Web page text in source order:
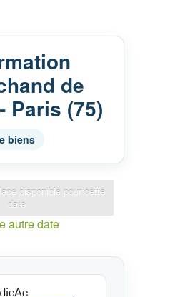
de
Paris (75)
biens
disponible pour cette
date
autre date